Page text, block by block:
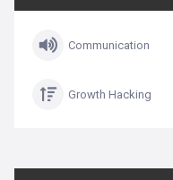
Communication
Growth Hacking